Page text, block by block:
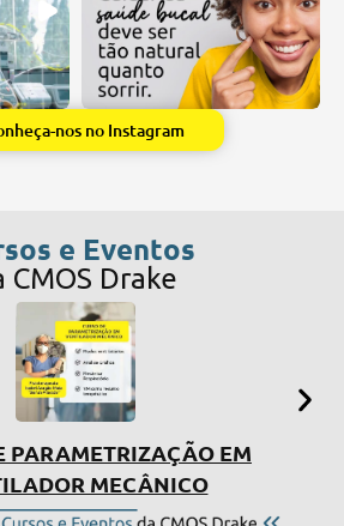
nos no Instagram
e Eventos
CMOS Drake
PARAMETRIZAÇÃO EM
MECÂNICO